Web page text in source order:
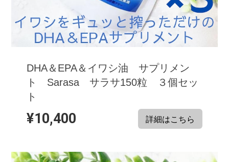
DHA＆EPA＆イワシ油 サプリメン
ト Sarasa サラサ150粒 ３個セッ
ト
¥10,400 詳細はこちら